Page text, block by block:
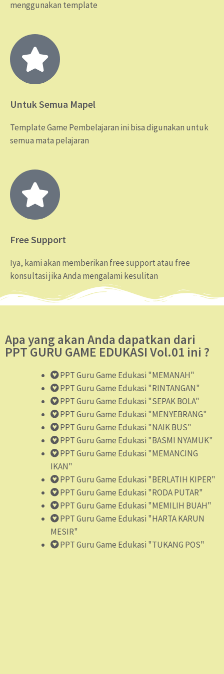
menggunakan template
Untuk Semua Mapel
Template Game Pembelajaran ini bisa digunakan untuk
semua mata pelajaran
Free Support
Iya, kami akan memberikan free support atau free
konsultasi jika Anda mengalami kesulitan
Apa yang akan Anda dapatkan dari
PPT GURU GAME EDUKASI Vol.01 ini ?
PPT Guru Game Edukasi "MEMANAH"
PPT Guru Game Edukasi "RINTANGAN"
PPT Guru Game Edukasi "SEPAK BOLA"
PPT Guru Game Edukasi "MENYEBRANG"
PPT Guru Game Edukasi "NAIK BUS"
PPT Guru Game Edukasi "BASMI NYAMUK"
PPT Guru Game Edukasi "MEMANCING
IKAN"
PPT Guru Game Edukasi "BERLATIH KIPER"
PPT Guru Game Edukasi "RODA PUTAR"
PPT Guru Game Edukasi "MEMILIH BUAH"
PPT Guru Game Edukasi "HARTA KARUN
MESIR"
PPT Guru Game Edukasi "TUKANG POS"